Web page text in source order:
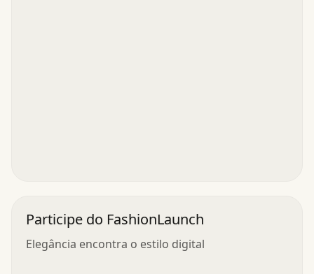
Participe do FashionLaunch
Elegância encontra o estilo digital